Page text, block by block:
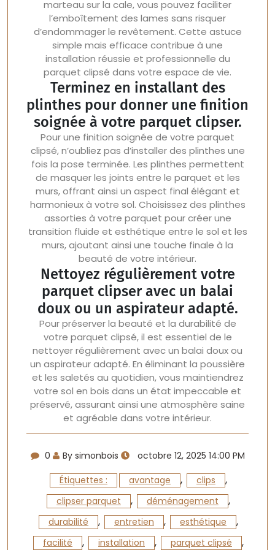
marteau sur la cale, vous pouvez faciliter
l’emboîtement des lames sans risquer
d’endommager le revêtement. Cette astuce
simple mais efficace contribue à une
installation réussie et professionnelle du
parquet clipsé dans votre espace de vie.
Terminez en installant des
plinthes pour donner une finition
soignée à votre parquet clipser.
Pour une finition soignée de votre parquet
clipsé, n’oubliez pas d’installer des plinthes une
fois la pose terminée. Les plinthes permettent
de masquer les joints entre le parquet et les
murs, offrant ainsi un aspect final élégant et
harmonieux à votre sol. Choisissez des plinthes
assorties à votre parquet pour créer une
transition fluide et esthétique entre le sol et les
murs, ajoutant ainsi une touche finale à la
beauté de votre intérieur.
Nettoyez régulièrement votre
parquet clipser avec un balai
doux ou un aspirateur adapté.
Pour préserver la beauté et la durabilité de
votre parquet clipsé, il est essentiel de le
nettoyer régulièrement avec un balai doux ou
un aspirateur adapté. En éliminant la poussière
et les saletés au quotidien, vous maintiendrez
votre sol en bois dans un état impeccable et
préservé, assurant ainsi une atmosphère saine
et agréable dans votre intérieur.
0 By simonbois
octobre 12, 2025 14:00 PM
Étiquettes :
avantage , clips ,
clipser parquet , déménagement ,
durabilité , entretien , esthétique ,
facilité , installation , parquet clipsé ,